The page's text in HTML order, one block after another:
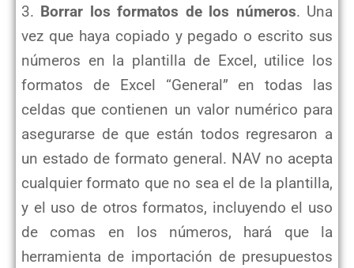
3. Borrar los formatos de los números. Una
vez que haya copiado y pegado o escrito sus
números en la plantilla de Excel, utilice los
formatos de Excel “General” en todas las
celdas que contienen un valor numérico para
asegurarse de que están todos regresaron a
un estado de formato general. NAV no acepta
cualquier formato que no sea el de la plantilla,
y el uso de otros formatos, incluyendo el uso
de comas en los números, hará que la
herramienta de importación de presupuestos